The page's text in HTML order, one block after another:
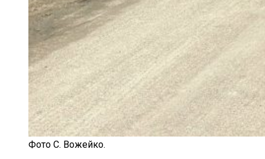
Фото С. Вожейко.